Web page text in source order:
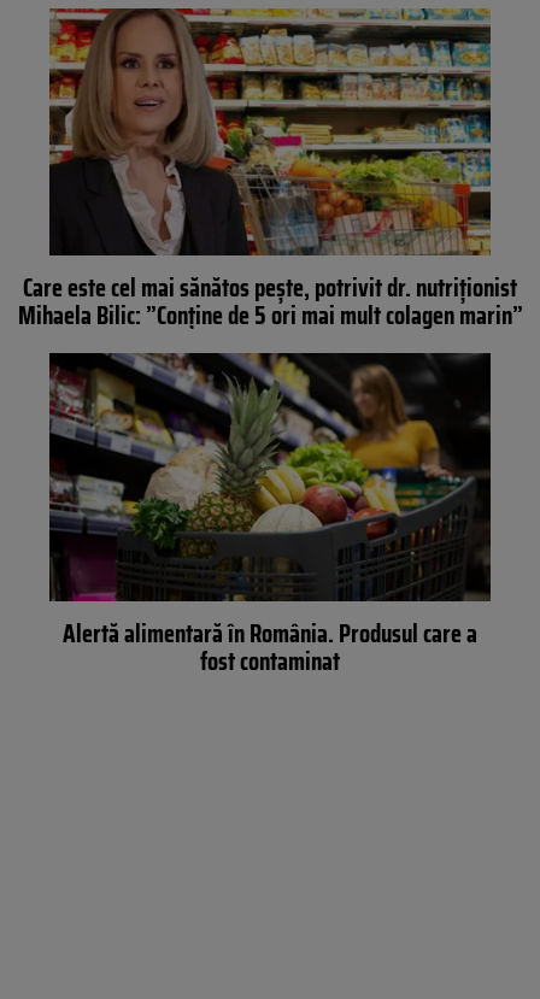
Care este cel mai sănătos pește, potrivit dr. nutriționist
Mihaela Bilic: ”Conține de 5 ori mai mult colagen marin”
Alertă alimentară în România. Produsul care a
fost contaminat